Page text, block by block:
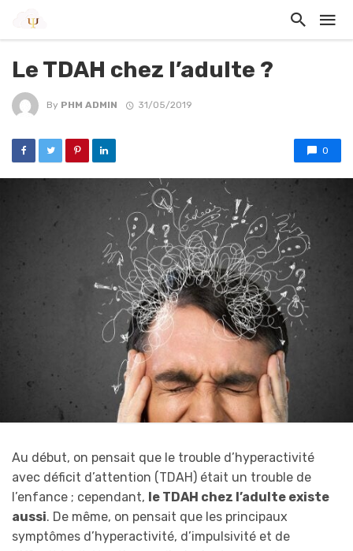
Le TDAH chez l’adulte ?
By PHM ADMIN 31/05/2019
0
Au début, on pensait que le trouble d’hyperactivité
avec déficit d’attention (TDAH) était un trouble de
l’enfance ; cependant, le TDAH chez l’adulte existe
aussi. De même, on pensait que les principaux
symptômes d’hyperactivité, d’impulsivité et de